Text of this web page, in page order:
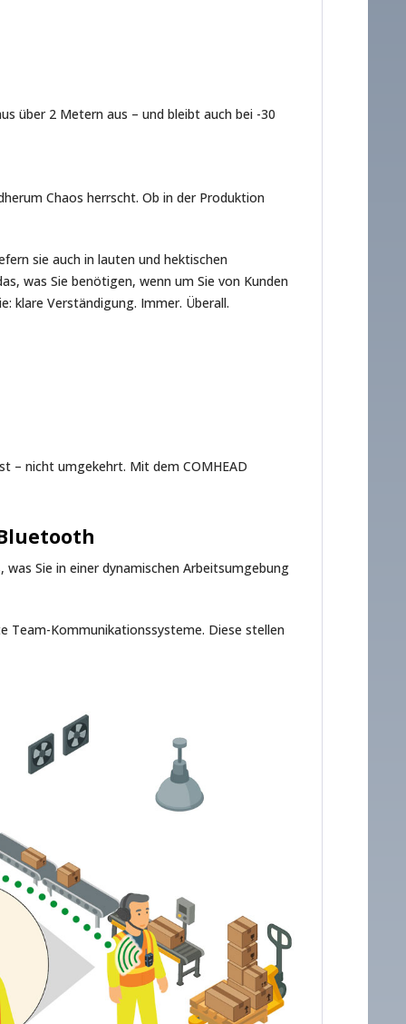
über 2 Metern aus – und bleibt auch bei -30
Chaos herrscht. Ob in der Produktion
sie auch in lauten und hektischen
was Sie benötigen, wenn um Sie von Kunden
klare Verständigung. Immer. Überall.
– nicht umgekehrt. Mit dem COMHEAD
Sie in einer dynamischen Arbeitsumgebung
Team-Kommunikationssysteme. Diese stellen